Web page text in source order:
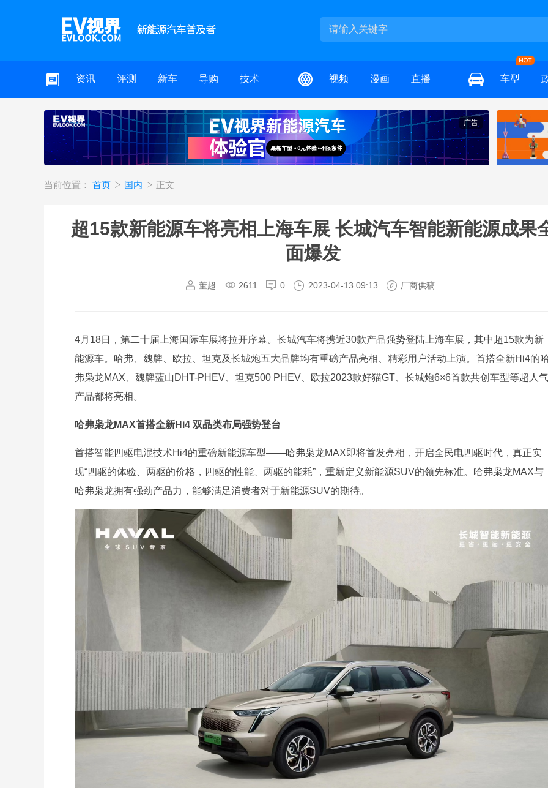
资讯 评测 新车 导购 技术 视频 漫画 直播 车型
广告
当前位置： 首页 国内 正文
超15款新能源车将亮相上海车展 长城汽车智能新能源成果
面爆发
董超 2611 0 2023-04-13 09:13 厂商供稿
4月18日，第二十届上海国际车展将拉开序幕。长城汽车将携近30款产品强势登陆上海车展，其中超15款为新
能源车。哈弗、魏牌、欧拉、坦克及长城炮五大品牌均有重磅产品亮相、精彩用户活动上演。首搭全新Hi4的
弗枭龙MAX、魏牌蓝山DHT-PHEV、坦克500 PHEV、欧拉2023款好猫GT、长城炮6×6首款共创车型等超人气
产品都将亮相。
哈弗枭龙MAX首搭全新Hi4 双品类布局强势登台
首搭智能四驱电混技术Hi4的重磅新能源车型——哈弗枭龙MAX即将首发亮相，开启全民电四驱时代，真正实
现“四驱的体验、两驱的价格，四驱的性能、两驱的能耗”，重新定义新能源SUV的领先标准。哈弗枭龙MAX与
哈弗枭龙拥有强劲产品力，能够满足消费者对于新能源SUV的期待。